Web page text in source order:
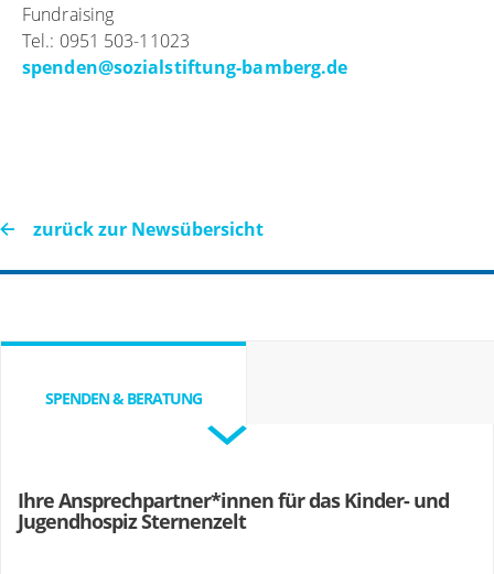
Fundraising
Tel.: 0951 503-11023
spenden@sozialstiftung-bamberg.de
zurück zur Newsübersicht
SPENDEN & BERATUNG
Ihre Ansprechpartner*innen für das Kinder- und
Jugendhospiz Sternenzelt